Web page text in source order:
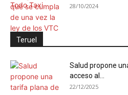
28/10/2024
Teruel
Salud propone
acceso al...
22/12/2025